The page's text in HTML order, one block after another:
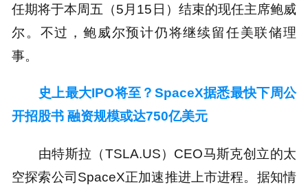
任期将于本周五（5月15日）结束的现任主席鲍威
尔。不过，鲍威尔预计仍将继续留任美联储理
事。
史上最大IPO将至？SpaceX据悉最快下周公
开招股书 融资规模或达750亿美元
由特斯拉（TSLA.US）CEO马斯克创立的太
空探索公司SpaceX正加速推进上市进程。据知情